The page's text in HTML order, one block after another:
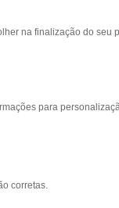
na finalização do seu
para
corretas.